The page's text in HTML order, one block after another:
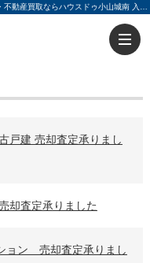
戸建 売却査定承りまし
却査定承りました
ョン 売却査定承りまし